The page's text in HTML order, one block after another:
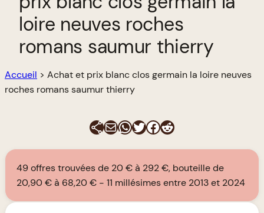
loire neuves roches
romans saumur thierry
Accueil > Achat et prix blanc clos germain la loire neuves
roches romans saumur thierry
E-mailWhatsApp
Twitter
Facebook
Reddit
49 offres trouvées de 20 € à 292 €, bouteille de
20,90 € à 68,20 €
11 millésimes entre 2013 et 2024